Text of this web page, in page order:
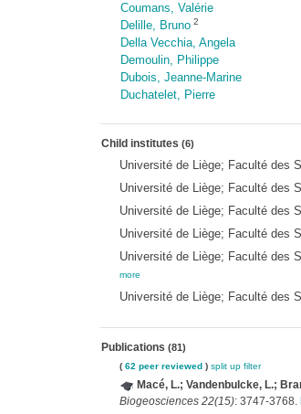
Coumans, Valérie
Delille, Bruno 2
Della Vecchia, Angela
Demoulin, Philippe
Dubois, Jeanne-Marine
Duchatelet, Pierre
Child institutes (6)
Université de Liège; Faculté des
Université de Liège; Faculté des
Université de Liège; Faculté des
Université de Liège; Faculté des
Université de Liège; Faculté des
more
Université de Liège; Faculté des
Publications (81)
( 62 peer reviewed) split up filter
Macé, L.; Vandenbulcke, L.;
Biogeosciences 22(15): 3747-3768.